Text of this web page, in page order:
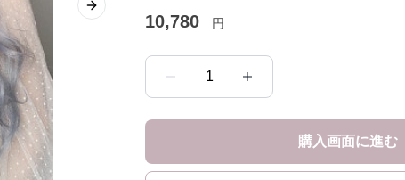
Next slide 10,780 円
1
購入画面に進む